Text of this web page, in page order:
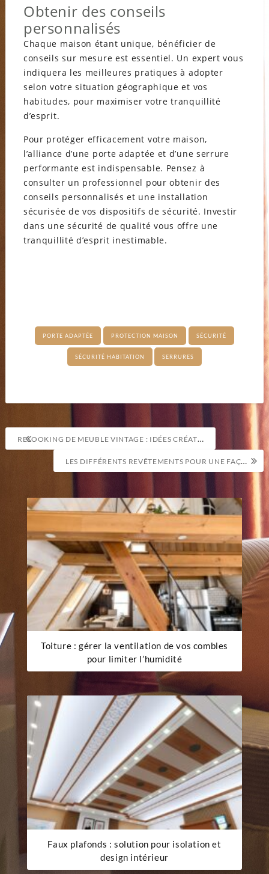
Obtenir des conseils
personnalisés
Chaque maison étant unique, bénéficier de
conseils sur mesure est essentiel. Un expert vous
indiquera les meilleures pratiques à adopter
selon votre situation géographique et vos
habitudes, pour maximiser votre tranquillité
d’esprit.
Pour protéger efficacement votre maison,
l’alliance d’une porte adaptée et d’une serrure
performante est indispensable. Pensez à
consulter un professionnel pour obtenir des
conseils personnalisés et une installation
sécurisée de vos dispositifs de sécurité. Investir
dans une sécurité de qualité vous offre une
tranquillité d’esprit inestimable.
PORTE ADAPTÉE PROTECTION MAISON SÉCURITÉ
SÉCURITÉ HABITATION SERRURES
Navigation
de
l’article
RELOOKING DE MEUBLE VINTAGE : IDÉES CRÉATIVES
LES DIFFÉRENTS REVÊTEMENTS POUR UNE FAÇADE ESTHÉTIQUE ET PROTÉGÉE
Toiture : gérer la ventilation de vos combles
pour limiter l’humidité
Faux plafonds : solution pour isolation et
design intérieur